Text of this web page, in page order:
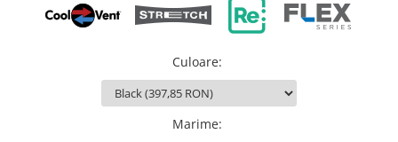
Culoare:
Marime: